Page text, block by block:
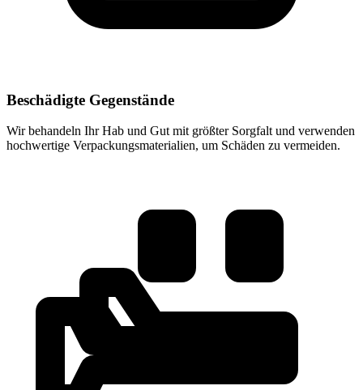
Beschädigte Gegenstände
Wir behandeln Ihr Hab und Gut mit größter Sorgfalt und verwenden
hochwertige Verpackungsmaterialien, um Schäden zu vermeiden.